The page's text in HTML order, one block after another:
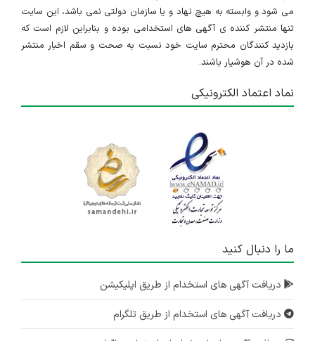
می شود و وابسته به هیچ نهاد و یا سازمان دولتی نمی باشد، این سایت
تنها منتشر کننده ی آگهی های استخدامی بوده و بنابراین لازم است که
بازدید کنندگان محترم سایت خود نسبت به صحت و سقم اخبار منتشر
شده در آن هوشیار باشند.
نماد اعتماد الکترونیکی
ما را دنبال کنید
دریافت آگهی های استخدام از طریق اپلیکیشن
دریافت آگهی های استخدام از طریق تلگرام